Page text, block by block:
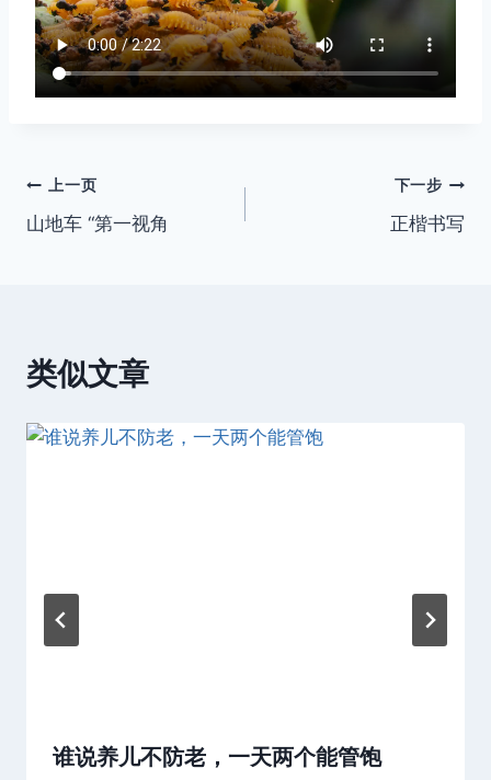
文
章
上一页
山地车 “第一视角
下一步
正楷书写
类似文章
谁说养儿不防老，一天两个能管饱